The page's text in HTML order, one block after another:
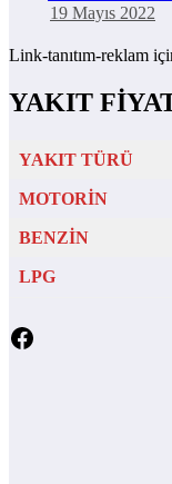
19 Mayıs 2022
Link-tanıtım-reklam
YAKIT
YAKIT TÜRÜ
MOTORİN
BENZİN
LPG
Facebook